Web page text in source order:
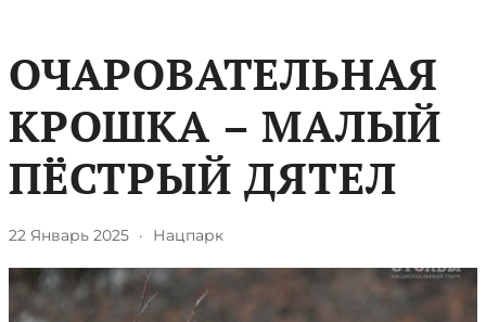
ОЧАРОВАТЕЛЬНАЯ
КРОШКА – МАЛЫЙ
ПЁСТРЫЙ ДЯТЕЛ
22 Январь 2025 · Нацпарк